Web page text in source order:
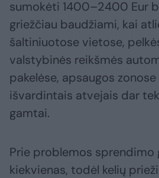
sumokėti 1400–2400 Eur
griežčiau baudžiami, kai
šaltiniuotose vietose,
valstybinės reikšmės
pakelėse, apsaugos
išvardintais atvejais dar
gamtai.
Prie problemos sprendimo
kiekvienas, todėl kelių